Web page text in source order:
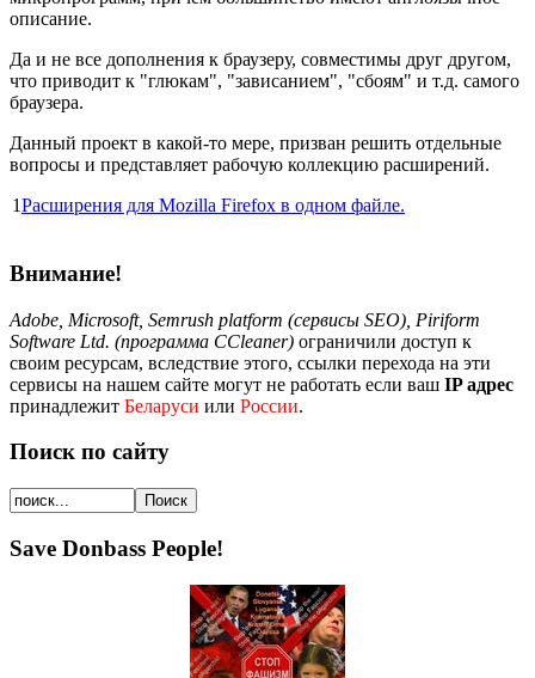
описание.
Да и не все дополнения к браузеру, совместимы друг другом,
что приводит к "глюкам", "зависанием", "сбоям" и т.д. самого
браузера.
Данный проект в какой-то мере, призван решить отдельные
вопросы и представляет рабочую коллекцию расширений.
1Расширения для Mozilla Firefox в одном файле.
Внимание!
Adobe, Microsoft, Semrush platform (сервисы SEO), Piriform
Software Ltd. (программа CCleaner) ограничили доступ к
своим ресурсам, вследствие этого, ссылки перехода на эти
сервисы на нашем сайте могут не работать если ваш IP адрес
принадлежит Беларуси или России.
Поиск по сайту
Save Donbass People!